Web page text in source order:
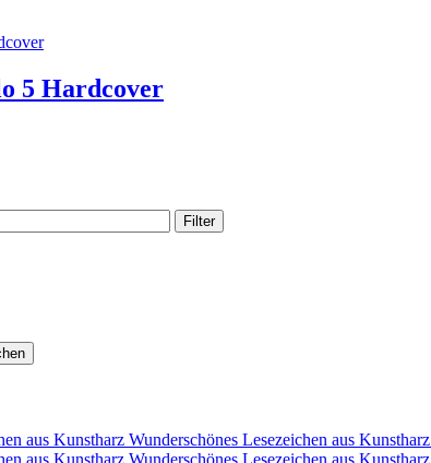
5 Hardcover
Filter
Wunderschönes Lesezeichen aus Kunstharz
Wunderschönes Lesezeichen aus Kunstharz